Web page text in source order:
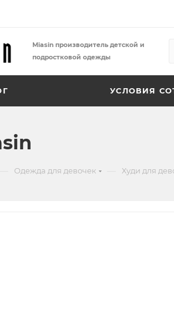
Miasin производитель детской и
подростковой одежды
УСЛОВИЯ
Одежда для девочек Худи для